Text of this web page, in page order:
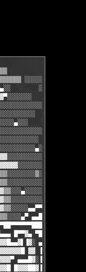
░░░░
░░░░░░░░ ▀ ░░
░░░░░░
█▀
█
▀
█ █▀▀
▀▄▄
▀█▄
█▄
█
▐▌
▄▄██▓▓▓▀
▄▄███▓▓▓▓▒
█▀▀▓▄ ▀███▓▓▓▓▒
▄▄
▓▓ ▐▓██▄
▄▄▄█▓░▐▓█▓▌▐▓▄▄
█▓▓▓██▓▐▓█▓▌▐▓▓███